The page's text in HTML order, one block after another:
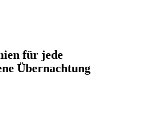
für jede
Übernachtung